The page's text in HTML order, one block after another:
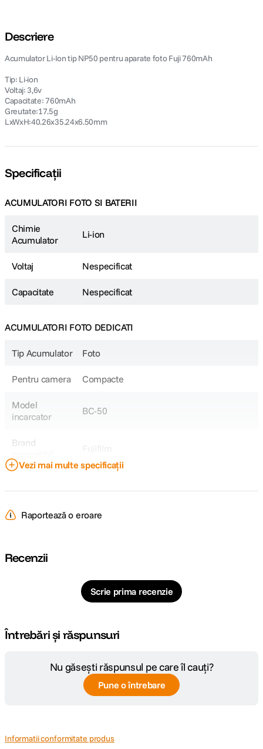
Descriere
Acumulator Li-Ion tip NP50 pentru aparate foto Fuji 760mAh
Tip: Li-ion
Voltaj: 3,6v
Capacitate: 760mAh
Greutate:17.5g
LxWxH:40.26x35.24x6.50mm
Specificații
ACUMULATORI FOTO SI BATERII
Chimie
Acumulator
Li-ion
Voltaj Nespecificat
Capacitate Nespecificat
ACUMULATORI FOTO DEDICATI
Tip Acumulator Foto
Pentru camera Compacte
Model
incarcator
BC-50
Brand
Acumulator
Model
Vezi mai multe specificații
Raportează o eroare
Recenzii
Scrie prima recenzie
Întrebări și răspunsuri
Nu găsești răspunsul pe care îl cauți?
Pune o întrebare
Informatii conformitate produs